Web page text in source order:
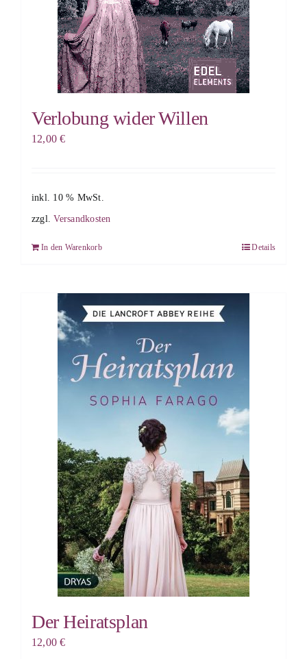
Verlobung wider Willen
12,00€
inkl. 10 % MwSt.
zzgl.Versandkosten
In den Warenkorb Details
Der Heiratsplan
12,00€